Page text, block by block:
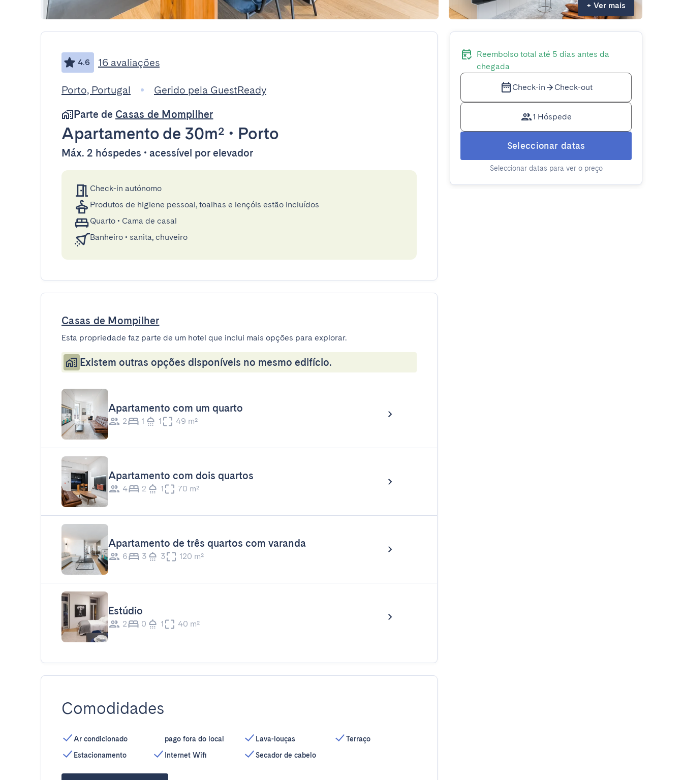
+ Ver mais
4.6 16 avaliações
Porto, Portugal
Gerido pela GuestReady
Parte de Casas de Mompilher
Apartamento de 30m² • Porto
Máx. 2 hóspedes • acessível por elevador
Check-in autónomo
Produtos de higiene pessoal, toalhas e lençóis estão incluídos
Quarto • Cama de casal
Banheiro • sanita, chuveiro
Casas de Mompilher
Esta propriedade faz parte de um hotel que inclui mais opções para explorar.
Existem outras opções disponíveis no mesmo edifício.
Apartamento com um quarto
2 1 1 49 m²
Apartamento com dois quartos
4 2 1 70 m²
Apartamento de três quartos com varanda
6 3 3 120 m²
Estúdio
2 0 1 40 m²
Comodidades
Ar condicionado
Estacionamento
pago fora do local
Internet Wifi
Lava-louças
Secador de cabelo
Terraço
Reembolso total até 5 dias antes da
chegada
Check-in Check-out
1 Hóspede
Seleccionar datas
Seleccionar datas para ver o preço